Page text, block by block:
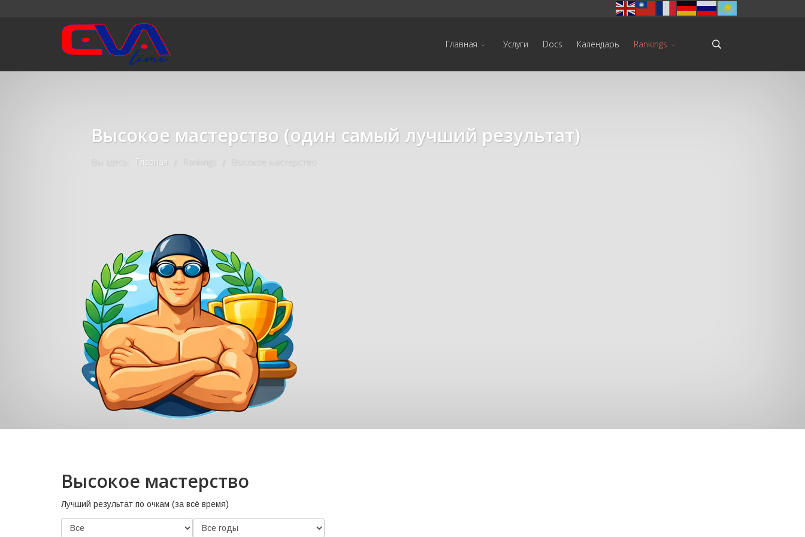
Главная Услуги Docs Календарь Rankings
Высокое мастерство (один самый лучший результат)
Главная
Высокое мастерство
Лучший результат по очкам (за всё время)